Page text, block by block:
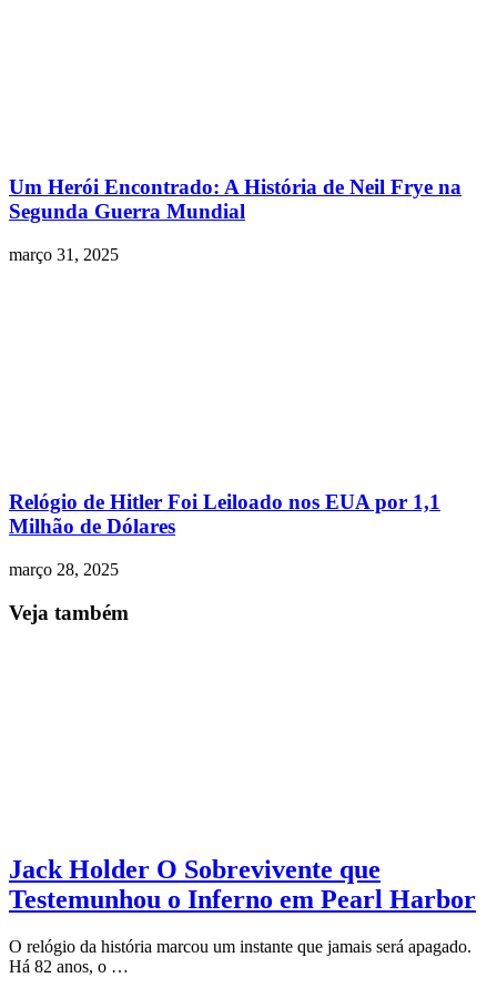
Um Herói Encontrado: A História de Neil Frye na
Segunda Guerra Mundial
março 31, 2025
Relógio de Hitler Foi Leiloado nos EUA por 1,1
Milhão de Dólares
março 28, 2025
Veja também
Jack Holder O Sobrevivente que
Testemunhou o Inferno em Pearl Harbor
O relógio da história marcou um instante que jamais será apagado.
Há 82 anos, o …